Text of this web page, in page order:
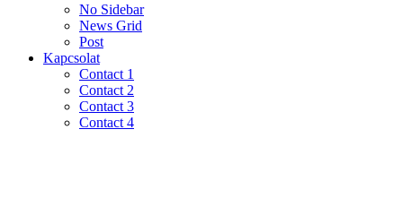
No Sidebar
News Grid
Post
Kapcsolat
Contact 1
Contact 2
Contact 3
Contact 4